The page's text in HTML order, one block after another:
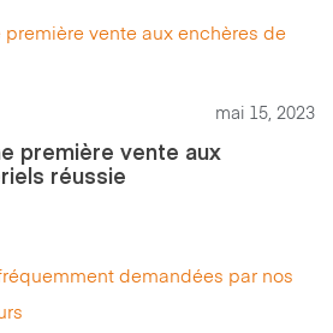
mai 15, 2023
première vente aux
réussie